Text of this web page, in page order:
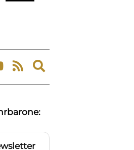
Expand
search